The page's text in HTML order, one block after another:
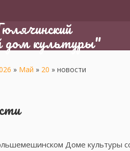
дом культуры"
» Май » 20 » новости
Доме культуры